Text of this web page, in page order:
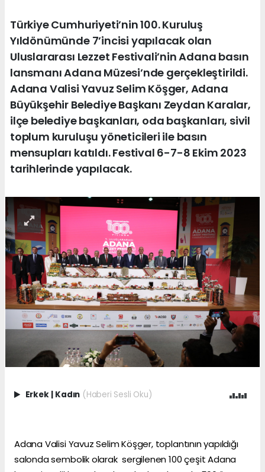
Türkiye Cumhuriyeti’nin 100. Kuruluş
Yıldönümünde 7’incisi yapılacak olan
Uluslararası Lezzet Festivali’nin Adana basın
lansmanı Adana Müzesi’nde gerçekleştirildi.
Adana Valisi Yavuz Selim Köşger, Adana
Büyükşehir Belediye Başkanı Zeydan Karalar,
ilçe belediye başkanları, oda başkanları, sivil
toplum kuruluşu yöneticileri ile basın
mensupları katıldı. Festival 6-7-8 Ekim 2023
tarihlerinde yapılacak.
Erkek | Kadın (Haberi Sesli Oku)
Adana Valisi Yavuz Selim Köşger, toplantının yapıldığı
salonda sembolik olarak sergilenen 100 çeşit Adana